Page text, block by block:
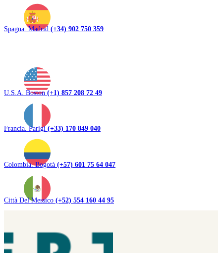
Spagna. Madrid (+34) 902 750 359
U.S.A. Boston(+1) 857 208 72 49
Francia. Parigi(+33) 170 849 040
Colombia. Bogotà (+57) 601 75 64 047
Città Del Messico (+52) 554 160 44 95